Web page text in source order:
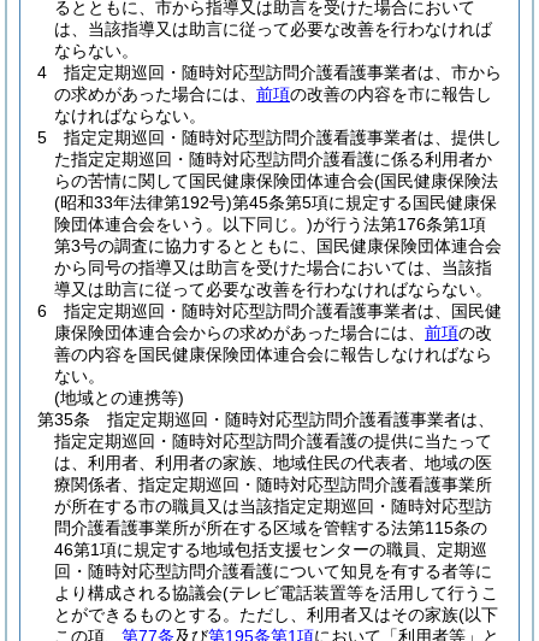
るとともに、市から指導又は助言を受けた場合において
は、当該指導又は助言に従って必要な改善を行わなければ
ならない。
4
指定定期巡回・随時対応型訪問介護看護事業者は、市から
の求めがあった場合には、 前項の改善の内容を市に報告し
なければならない。
5
指定定期巡回・随時対応型訪問介護看護事業者は、提供し
た指定定期巡回・随時対応型訪問介護看護に係る利用者か
らの苦情に関して国民健康保険団体連合会(国民健康保険法
(昭和33年法律第192号)第45条第5項に規定する国民健康保
険団体連合会をいう。以下同じ。)が行う法第176条第1項
第3号の調査に協力するとともに、国民健康保険団体連合会
から同号の指導又は助言を受けた場合においては、当該指
導又は助言に従って必要な改善を行わなければならない。
6
指定定期巡回・随時対応型訪問介護看護事業者は、国民健
康保険団体連合会からの求めがあった場合には、 前項の改
善の内容を国民健康保険団体連合会に報告しなければなら
ない。
(地域との連携等)
第35条
指定定期巡回・随時対応型訪問介護看護事業者は、
指定定期巡回・随時対応型訪問介護看護の提供に当たって
は、利用者、利用者の家族、地域住民の代表者、地域の医
療関係者、指定定期巡回・随時対応型訪問介護看護事業所
が所在する市の職員又は当該指定定期巡回・随時対応型訪
問介護看護事業所が所在する区域を管轄する法第115条の
46第1項に規定する地域包括支援センターの職員、定期巡
回・随時対応型訪問介護看護について知見を有する者等に
より構成される協議会(テレビ電話装置等を活用して行うこ
とができるものとする。ただし、利用者又はその家族(以下
この項、 第77条及び第195条第1項において「利用者等」と